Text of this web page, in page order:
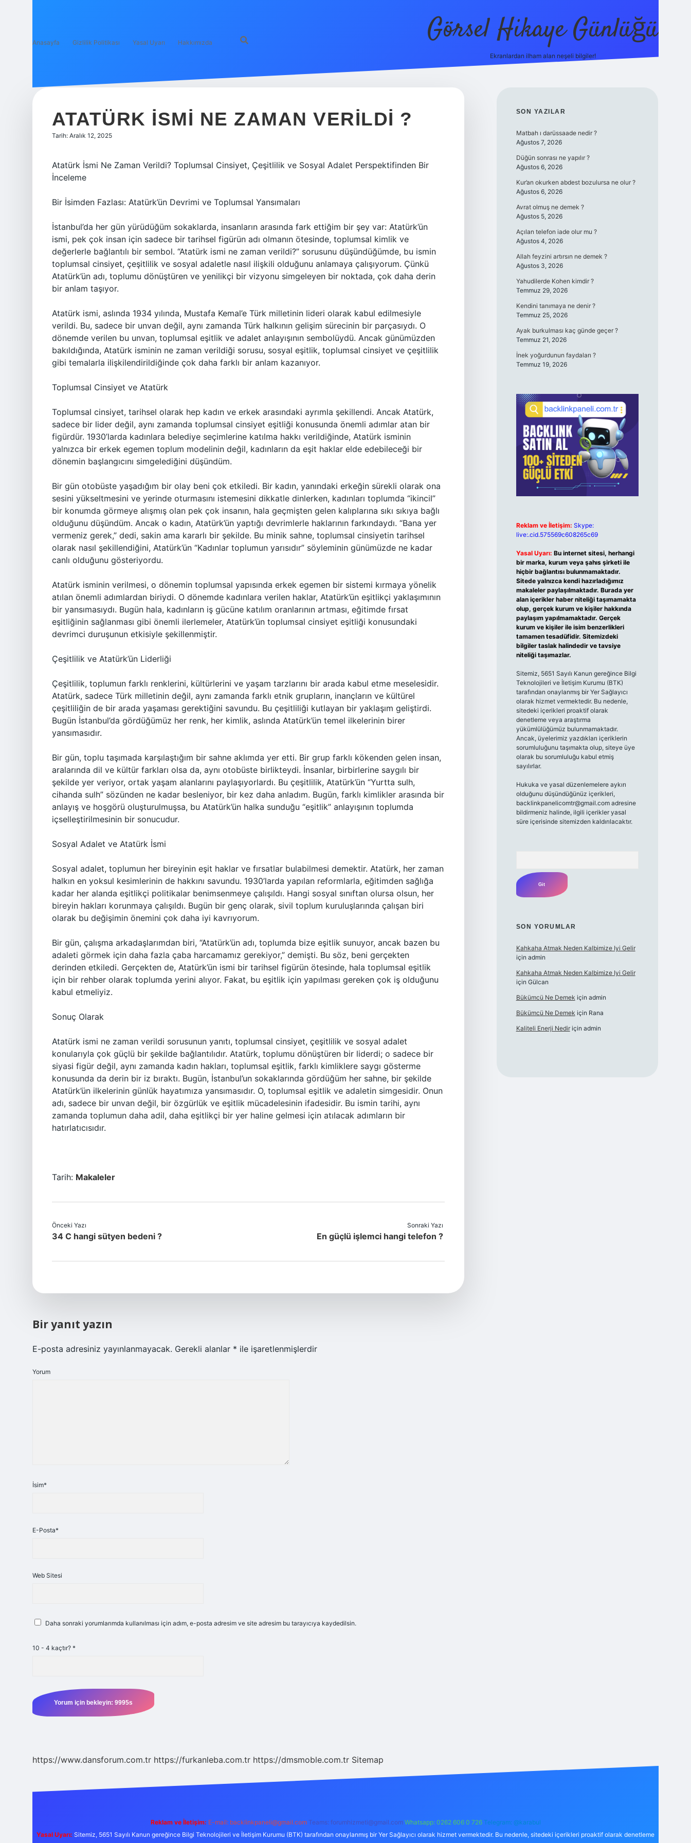
Anasayfa Gizlilik Politikası Yasal Uyarı Hakkımızda Görsel Hikaye Günlüğü
Ekranlardan ilham alan neşeli bilgiler!
ATATÜRK ISMI NE ZAMAN VERILDI ?
Tarih: Aralık 12, 2025
Atatürk İsmi Ne Zaman Verildi? Toplumsal Cinsiyet, Çeşitlilik ve Sosyal Adalet Perspektifinden Bir
İnceleme
Bir İsimden Fazlası: Atatürk’ün Devrimi ve Toplumsal Yansımaları
İstanbul’da her gün yürüdüğüm sokaklarda, insanların arasında fark ettiğim bir şey var: Atatürk’ün
ismi, pek çok insan için sadece bir tarihsel figürün adı olmanın ötesinde, toplumsal kimlik ve
değerlerle bağlantılı bir sembol. “Atatürk ismi ne zaman verildi?” sorusunu düşündüğümde, bu ismin
toplumsal cinsiyet, çeşitlilik ve sosyal adaletle nasıl ilişkili olduğunu anlamaya çalışıyorum. Çünkü
Atatürk’ün adı, toplumu dönüştüren ve yenilikçi bir vizyonu simgeleyen bir noktada, çok daha derin
bir anlam taşıyor.
Atatürk ismi, aslında 1934 yılında, Mustafa Kemal’e Türk milletinin lideri olarak kabul edilmesiyle
verildi. Bu, sadece bir unvan değil, aynı zamanda Türk halkının gelişim sürecinin bir parçasıydı. O
dönemde verilen bu unvan, toplumsal eşitlik ve adalet anlayışının sembolüydü. Ancak günümüzden
bakıldığında, Atatürk isminin ne zaman verildiği sorusu, sosyal eşitlik, toplumsal cinsiyet ve çeşitlilik
gibi temalarla ilişkilendirildiğinde çok daha farklı bir anlam kazanıyor.
Toplumsal Cinsiyet ve Atatürk
Toplumsal cinsiyet, tarihsel olarak hep kadın ve erkek arasındaki ayrımla şekillendi. Ancak Atatürk,
sadece bir lider değil, aynı zamanda toplumsal cinsiyet eşitliği konusunda önemli adımlar atan bir
figürdür. 1930’larda kadınlara belediye seçimlerine katılma hakkı verildiğinde, Atatürk isminin
yalnızca bir erkek egemen toplum modelinin değil, kadınların da eşit haklar elde edebileceği bir
dönemin başlangıcını simgelediğini düşündüm.
Bir gün otobüste yaşadığım bir olay beni çok etkiledi. Bir kadın, yanındaki erkeğin sürekli olarak ona
sesini yükseltmesini ve yerinde oturmasını istemesini dikkatle dinlerken, kadınları toplumda “ikincil”
bir konumda görmeye alışmış olan pek çok insanın, hala geçmişten gelen kalıplarına sıkı sıkıya bağlı
olduğunu düşündüm. Ancak o kadın, Atatürk’ün yaptığı devrimlerle haklarının farkındaydı. “Bana yer
vermeniz gerek,” dedi, sakin ama kararlı bir şekilde. Bu minik sahne, toplumsal cinsiyetin tarihsel
olarak nasıl şekillendiğini, Atatürk’ün “Kadınlar toplumun yarısıdır” söyleminin günümüzde ne kadar
canlı olduğunu gösteriyordu.
Atatürk isminin verilmesi, o dönemin toplumsal yapısında erkek egemen bir sistemi kırmaya yönelik
atılan önemli adımlardan biriydi. O dönemde kadınlara verilen haklar, Atatürk’ün eşitlikçi yaklaşımının
bir yansımasıydı. Bugün hala, kadınların iş gücüne katılım oranlarının artması, eğitimde fırsat
eşitliğinin sağlanması gibi önemli ilerlemeler, Atatürk’ün toplumsal cinsiyet eşitliği konusundaki
devrimci duruşunun etkisiyle şekillenmiştir.
Çeşitlilik ve Atatürk’ün Liderliği
Çeşitlilik, toplumun farklı renklerini, kültürlerini ve yaşam tarzlarını bir arada kabul etme meselesidir.
Atatürk, sadece Türk milletinin değil, aynı zamanda farklı etnik grupların, inançların ve kültürel
çeşitliliğin de bir arada yaşaması gerektiğini savundu. Bu çeşitliliği kutlayan bir yaklaşım geliştirdi.
Bugün İstanbul’da gördüğümüz her renk, her kimlik, aslında Atatürk’ün temel ilkelerinin birer
yansımasıdır.
Bir gün, toplu taşımada karşılaştığım bir sahne aklımda yer etti. Bir grup farklı kökenden gelen insan,
aralarında dil ve kültür farkları olsa da, aynı otobüste birlikteydi. İnsanlar, birbirlerine saygılı bir
şekilde yer veriyor, ortak yaşam alanlarını paylaşıyorlardı. Bu çeşitlilik, Atatürk’ün “Yurtta sulh,
cihanda sulh” sözünden ne kadar besleniyor, bir kez daha anladım. Bugün, farklı kimlikler arasında bir
anlayış ve hoşgörü oluşturulmuşsa, bu Atatürk’ün halka sunduğu “eşitlik” anlayışının toplumda
içselleştirilmesinin bir sonucudur.
Sosyal Adalet ve Atatürk İsmi
Sosyal adalet, toplumun her bireyinin eşit haklar ve fırsatlar bulabilmesi demektir. Atatürk, her zaman
halkın en yoksul kesimlerinin de hakkını savundu. 1930’larda yapılan reformlarla, eğitimden sağlığa
kadar her alanda eşitlikçi politikalar benimsenmeye çalışıldı. Hangi sosyal sınıftan olursa olsun, her
bireyin hakları korunmaya çalışıldı. Bugün bir genç olarak, sivil toplum kuruluşlarında çalışan biri
olarak bu değişimin önemini çok daha iyi kavrıyorum.
Bir gün, çalışma arkadaşlarımdan biri, “Atatürk’ün adı, toplumda bize eşitlik sunuyor, ancak bazen bu
adaleti görmek için daha fazla çaba harcamamız gerekiyor,” demişti. Bu söz, beni gerçekten
derinden etkiledi. Gerçekten de, Atatürk’ün ismi bir tarihsel figürün ötesinde, hala toplumsal eşitlik
için bir rehber olarak toplumda yerini alıyor. Fakat, bu eşitlik için yapılması gereken çok iş olduğunu
kabul etmeliyiz.
Sonuç Olarak
Atatürk ismi ne zaman verildi sorusunun yanıtı, toplumsal cinsiyet, çeşitlilik ve sosyal adalet
konularıyla çok güçlü bir şekilde bağlantılıdır. Atatürk, toplumu dönüştüren bir liderdi; o sadece bir
siyasi figür değil, aynı zamanda kadın hakları, toplumsal eşitlik, farklı kimliklere saygı gösterme
konusunda da derin bir iz bıraktı. Bugün, İstanbul’un sokaklarında gördüğüm her sahne, bir şekilde
Atatürk’ün ilkelerinin günlük hayatımıza yansımasıdır. O, toplumsal eşitlik ve adaletin simgesidir. Onun
adı, sadece bir unvan değil, bir özgürlük ve eşitlik mücadelesinin ifadesidir. Bu ismin tarihi, aynı
zamanda toplumun daha adil, daha eşitlikçi bir yer haline gelmesi için atılacak adımların bir
hatırlatıcısıdır.
Tarih: Makaleler
Önceki Yazı
34 C hangi sütyen bedeni ?
Sonraki Yazı
En güçlü işlemci hangi telefon ?
Bir yanıt yazın
E-posta adresiniz yayınlanmayacak. Gerekli alanlar * ile işaretlenmişlerdir
Yorum
İsim*
E-Posta*
Web Sitesi
Daha sonraki yorumlarımda kullanılması için adım, e-posta adresim ve site adresim bu tarayıcıya kaydedilsin.
10 - 4 kaçtır? *
https://www.dansforum.com.tr https://furkanleba.com.tr https://dmsmoble.com.tr Sitemap
SIDEBAR
SON YAZILAR
Matbah ı darüssaade nedir ?
Ağustos 7, 2026
Düğün sonrası ne yapılır ?
Ağustos 6, 2026
Kur’an okurken abdest bozulursa ne olur ?
Ağustos 6, 2026
Avrat olmuş ne demek ?
Ağustos 5, 2026
Açılan telefon iade olur mu ?
Ağustos 4, 2026
Allah feyzini artırsın ne demek ?
Ağustos 3, 2026
Yahudilerde Kohen kimdir ?
Temmuz 29, 2026
Kendini tanımaya ne denir ?
Temmuz 25, 2026
Ayak burkulması kaç günde geçer ?
Temmuz 21, 2026
İnek yoğurdunun faydaları ?
Temmuz 19, 2026
Reklam ve İletişim: Skype:
live:.cid.575569c608265c69
Yasal Uyarı: Bu internet sitesi, herhangi
bir marka, kurum veya şahıs şirketi ile
hiçbir bağlantısı bulunmamaktadır.
Sitede yalnızca kendi hazırladığımız
makaleler paylaşılmaktadır. Burada yer
alan içerikler haber niteliği taşımamakta
olup, gerçek kurum ve kişiler hakkında
paylaşım yapılmamaktadır. Gerçek
kurum ve kişiler ile isim benzerlikleri
tamamen tesadüfidir. Sitemizdeki
bilgiler taslak halindedir ve tavsiye
niteliği taşımazlar.
Sitemiz, 5651 Sayılı Kanun gereğince Bilgi
Teknolojileri ve İletişim Kurumu (BTK)
tarafından onaylanmış bir Yer Sağlayıcı
olarak hizmet vermektedir. Bu nedenle,
sitedeki içerikleri proaktif olarak
denetleme veya araştırma
yükümlülüğümüz bulunmamaktadır.
Ancak, üyelerimiz yazdıkları içeriklerin
sorumluluğunu taşımakta olup, siteye üye
olarak bu sorumluluğu kabul etmiş
sayılırlar.
Hukuka ve yasal düzenlemelere aykırı
olduğunu düşündüğünüz içerikleri,
backlinkpanelicomtr@gmail.comadresine
bildirmeniz halinde, ilgili içerikler yasal
süre içerisinde sitemizden kaldırılacaktır.
SON YORUMLAR
Kahkaha Atmak Neden Kalbimize Iyi Gelir
için admin
Kahkaha Atmak Neden Kalbimize Iyi Gelir
için Gülcan
Bükümcü Ne Demek için admin
Bükümcü Ne Demek için Rana
Kaliteli Enerji Nediriçin admin
Reklam ve İletişim: E-mail: backlinkpaneli@gmail.com Teams: forumhizmeti@gmail.com Whatsapp: 0262 606 0 726 Telegram: @karabul
Yasal Uyarı: Sitemiz, 5651 Sayılı Kanun gereğince Bilgi Teknolojileri ve İletişim Kurumu (BTK) tarafından onaylanmış bir Yer Sağlayıcı olarak hizmet vermektedir. Bu nedenle, sitedeki içerikleri proaktif olarak denetleme